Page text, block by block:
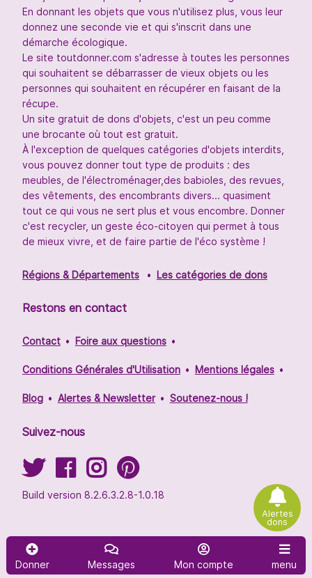
Donner Messages Mon compte menu
Alertes
dons
En donnant les objets que vous n'utilisez plus, vous leur
donnez une seconde vie et qui s'inscrit dans une
démarche écologique.
Le site toutdonner.com s'adresse à toutes les personnes
qui souhaitent se débarrasser de vieux objets ou les
personnes qui souhaitent en récupérer en faisant de la
récupe.
Un site gratuit de dons d'objets, c'est un peu comme
une brocante où tout est gratuit.
À l'exception de quelques catégories d'objets interdits,
vous pouvez donner tout type de produits : des
meubles, de l'électroménager,des babioles, des revues,
des vêtements, des encombrants divers... quasiment
tout ce qui vous ne sert plus et vous encombre. Donner
c'est recycler, un geste éco-citoyen qui permet à tous
de mieux vivre, et de faire partie de l'éco système !
Régions & Départements Les catégories de dons
Restons en contact
Contact Foire aux questions
Conditions Générales d'Utilisation Mentions légales
Blog Alertes & Newsletter Soutenez-nous !
Suivez-nous
Build version 8.2.6.3.2.8-1.0.18